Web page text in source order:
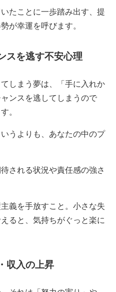
たことに一歩踏み出す、提
が幸運を呼びます。
スを逃す不安心理
しまう夢は、「手に入れか
ンスを逃してしまうので
。
うよりも、あなたの中のプ
される状況や責任感の強さ
義を手放すこと。小さな失
ると、気持ちがぐっと楽に
収入の上昇